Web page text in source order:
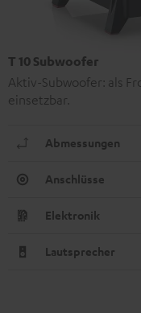
T 10 Subwoofer
Aktiv-Subwoofer: als
einsetzbar.
Abmessungen
Anschlüsse
Elektronik
Lautsprecher